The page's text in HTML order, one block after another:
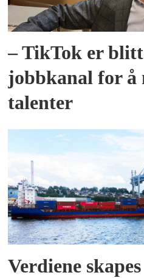
– TikTok er
jobbkanal for å
talenter
Verdiene